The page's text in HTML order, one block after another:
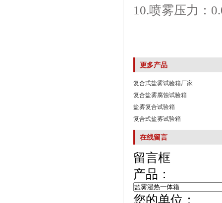
10.喷雾压力
更多产品
复合式盐雾试验箱厂家
复合盐雾腐蚀试验箱
盐雾复合试验箱
复合式盐雾试验箱
在线留言
留言框
产品：
您的单位：